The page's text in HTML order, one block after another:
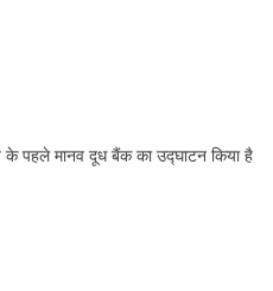
के पहले मानव दूध बैंक का उद्घाटन किया है